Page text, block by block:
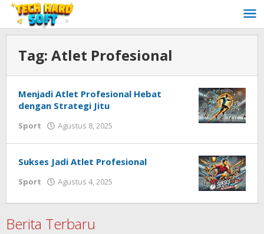
Lewati
konten
Tag: Atlet Profesional
Menjadi Atlet Profesional Hebat
dengan Strategi Jitu
Sport Agustus 8, 2025
Techhardsoft
Sukses Jadi Atlet Profesional
Sport Agustus 4, 2025
Techhardsoft
Berita Terbaru